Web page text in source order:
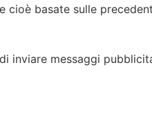
basate sulle
inviare messaggi